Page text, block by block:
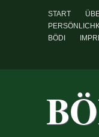
START
BÖDI